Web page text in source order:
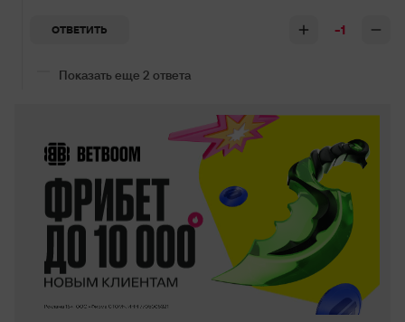
ОТВЕТИТЬ -1
Показать еще 2 ответа